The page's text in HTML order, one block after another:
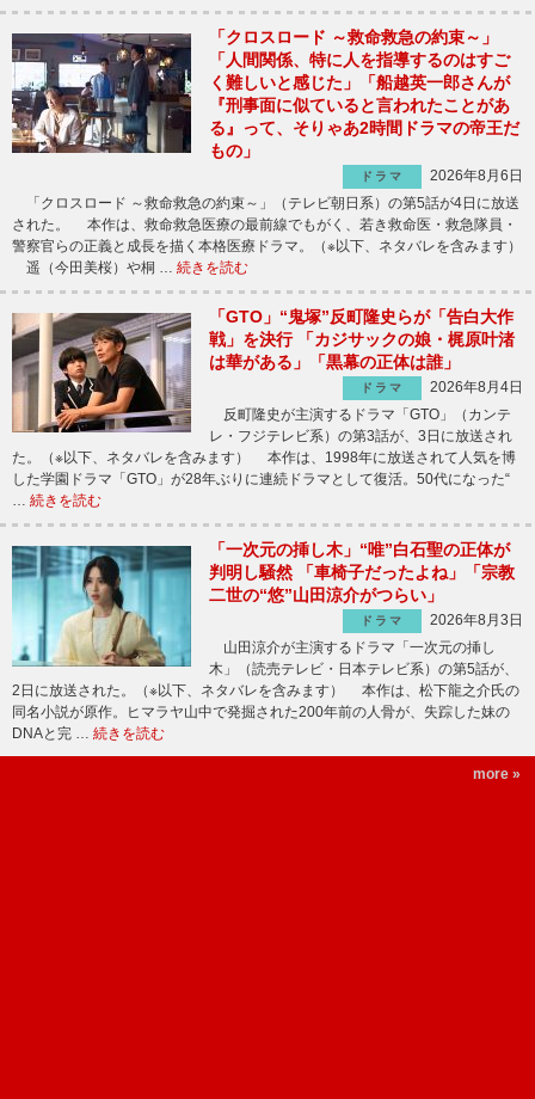
「クロスロード ～救命救急の約束～」
「人間関係、特に人を指導するのはすご
く難しいと感じた」「船越英一郎さんが
『刑事面に似ていると言われたことがあ
る』って、そりゃあ2時間ドラマの帝王だ
もの」
ドラマ
2026年8月6日
「クロスロード ～救命救急の約束～」（テレビ朝日系）の第5話が4日に放送
された。 本作は、救命救急医療の最前線でもがく、若き救命医・救急隊員・
警察官らの正義と成長を描く本格医療ドラマ。（※以下、ネタバレを含みます）
遥（今田美桜）や桐 … 続きを読む
「GTO」“鬼塚”反町隆史らが「告白大作
戦」を決行 「カジサックの娘・梶原叶渚
は華がある」「黒幕の正体は誰」
ドラマ
2026年8月4日
反町隆史が主演するドラマ「GTO」（カンテ
レ・フジテレビ系）の第3話が、3日に放送され
た。（※以下、ネタバレを含みます） 本作は、1998年に放送されて人気を博
した学園ドラマ「GTO」が28年ぶりに連続ドラマとして復活。50代になった“
続きを読む
「一次元の挿し木」“唯”白石聖の正体が
判明し騒然 「車椅子だったよね」「宗教
二世の“悠”山田涼介がつらい」
ドラマ
2026年8月3日
山田涼介が主演するドラマ「一次元の挿し
木」（読売テレビ・日本テレビ系）の第5話が、
2日に放送された。（※以下、ネタバレを含みます） 本作は、松下龍之介氏の
同名小説が原作。ヒマラヤ山中で発掘された200年前の人骨が、失踪した妹の
DNAと完 … 続きを読む
more »